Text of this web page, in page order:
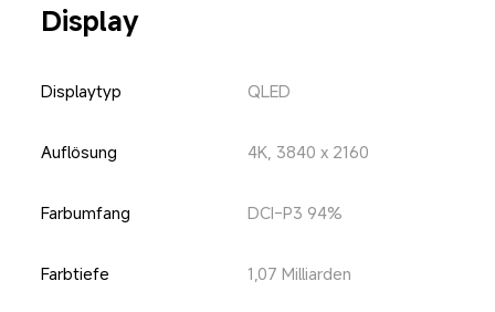
Display
Displaytyp QLED
Auflösung 4K, 3840 x 2160
Farbumfang DCI-P3 94%
Farbtiefe 1,07 Milliarden